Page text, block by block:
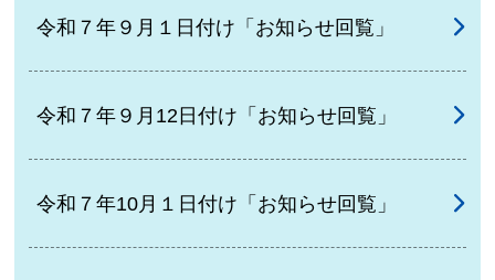
令和７年９月１日付け「お知らせ回覧」
令和７年９月12日付け「お知らせ回覧」
令和７年10月１日付け「お知らせ回覧」